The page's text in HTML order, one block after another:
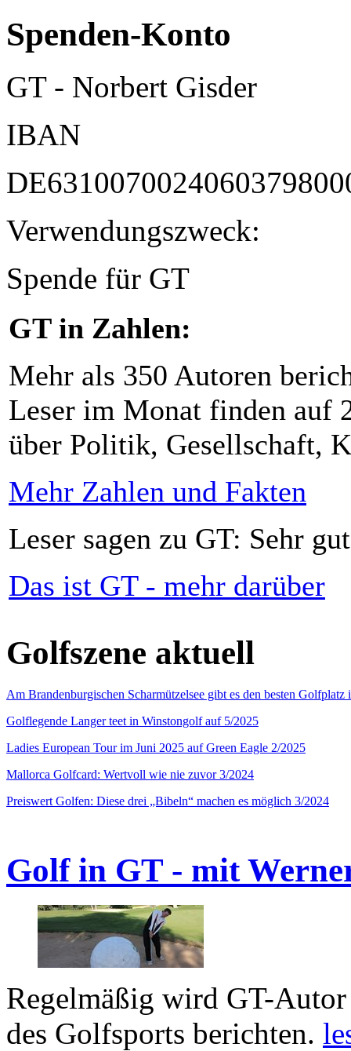
Spenden-Konto
GT - Norbert Gisder
IBAN
Verwendungszweck:
Spende für GT
GT in Zahlen:
Mehr als 350 Autoren
Leser im Monat finden auf
über Politik, Gesellschaft,
Mehr Zahlen und Fakten
Leser sagen zu GT: Sehr
Das ist GT - mehr darüber
Golfszene aktuell
Am Brandenburgischen Scharmützelsee gibt es den besten
Golflegende Langer teet in Winstongolf auf 5/2025
Ladies European Tour im Juni 2025 auf Green Eagle 2/2025
Mallorca Golfcard: Wertvoll wie nie zuvor 3/2024
Preiswert Golfen: Diese drei „Bibeln“ machen es möglich 3/2024
Golf in GT - mit
Regelmäßig wird GT-
des Golfsports berichten.